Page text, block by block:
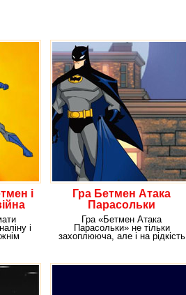
і
і
Гра Бетмен Атака
Парасольки
Гра «Бетмен Атака
Парасольки» не тільки
захоплююча, але і на рідкість